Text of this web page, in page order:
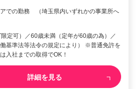
での勤務 （埼玉県内いずれかの事業所へ
定可）／60歳未満（定年が60歳の為）／
基準法等法令の規定により） ※普通免許を
入社までの取得でOK！
詳細を見る